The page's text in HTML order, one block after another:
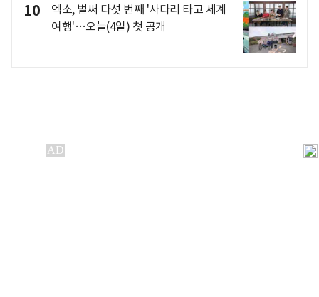
10
엑소, 벌써 다섯 번째 '사다리 타고 세계
여행'…오늘(4일) 첫 공개